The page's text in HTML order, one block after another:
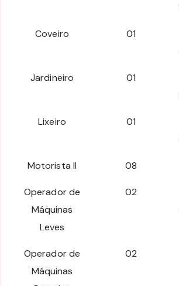
Coveiro 01
Jardineiro 01
Lixeiro 01
Motorista II 08
Operador de
Máquinas
Leves
02
Operador de
Máquinas
02